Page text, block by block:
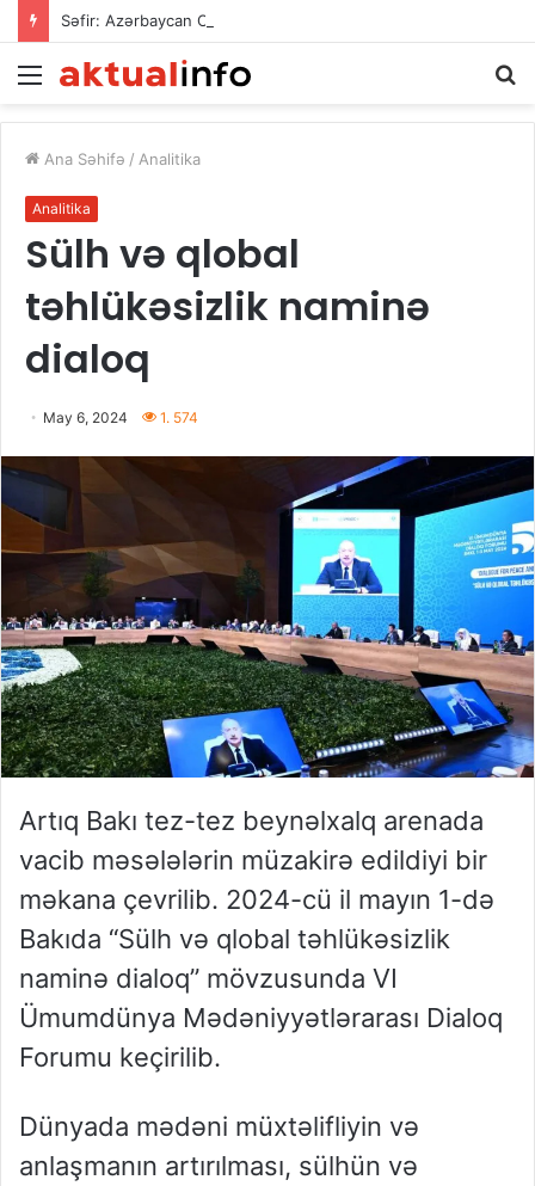
Menu
Ana Səhifə / Analitika
Analitika
Sülh və qlobal
təhlükəsizlik naminə
dialoq
May 6, 2024 1. 574
Artıq Bakı tez-tez beynəlxalq arenada
vacib məsələlərin müzakirə edildiyi bir
məkana çevrilib. 2024-cü il mayın 1-də
Bakıda “Sülh və qlobal təhlükəsizlik
naminə dialoq” mövzusunda VI
Ümumdünya Mədəniyyətlərarası Dialoq
Forumu keçirilib.
Dünyada mədəni müxtəlifliyin və
anlaşmanın artırılması, sülhün və